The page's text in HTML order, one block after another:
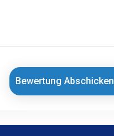
Bewertung Abschicken